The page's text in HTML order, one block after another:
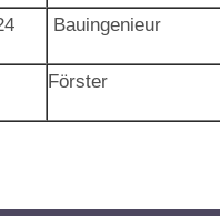
Bauingenieur
Förster